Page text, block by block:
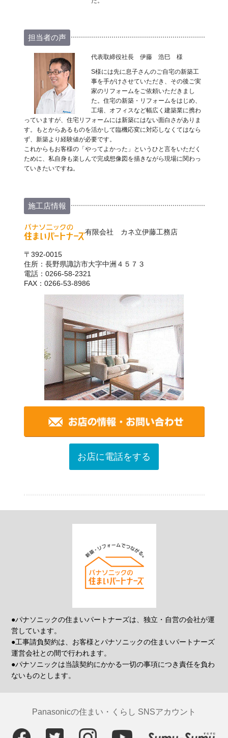
担当者の声
代表取締役社長 伊藤 浩巳 様
S様には先に息子さんのご自宅の新築工
事を手がけさせていただき、その後ご実
家のリフォームをご依頼いただきまし
た。住宅の新築・リフォームをはじめ、
工場、オフィスなど幅広く建築業に携わ
っていますが、住宅リフォームには新築にはない面白さがありま
す。もとからあるものを活かして臨機応変に対応しなくてはなら
ず、新築より経験値が必要です。
これからもお客様の「やってよかった」というひと言をいただく
ために、私自身も楽しんで完成想像図を描きながら現場に関わっ
ていきたいですね。
施工店情報
有限会社 カネ立伊藤工務店
〒392-0015
住所：長野県諏訪市大字中洲４５７３
電話：0266-58-2321
FAX：0266-53-8986
お店に電話をする
●パナソニックの住まいパートナーズは、独立・自営の会社が運
営しています。
●工事請負契約は、お客様とパナソニックの住まいパートナーズ
運営会社との間で行われます。
●パナソニックは当該契約にかかる一切の事項につき責任を負わ
ないものとします。
Panasonicの住まい・くらし SNSアカウント